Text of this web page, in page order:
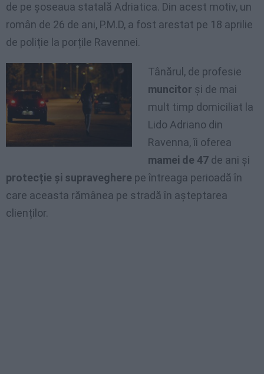
de pe șoseaua statală Adriatica. Din acest motiv, un
român de 26 de ani, P.M.D, a fost arestat pe 18 aprilie
de poliție la porțile Ravennei.
Tânărul, de profesie
muncitor și de mai
mult timp domiciliat la
Lido Adriano din
Ravenna, îi oferea
mamei de 47 de ani și
protecție și supraveghere pe întreaga perioadă în
care aceasta rămânea pe stradă în așteptarea
clienților.